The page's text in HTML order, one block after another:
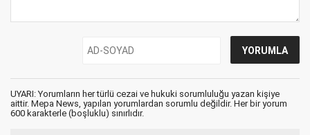
UYARI: Yorumların her türlü cezai ve hukuki sorumluluğu yazan kişiye
aittir. Mepa News, yapılan yorumlardan sorumlu değildir. Her bir yorum
600 karakterle (boşluklu) sınırlıdır.